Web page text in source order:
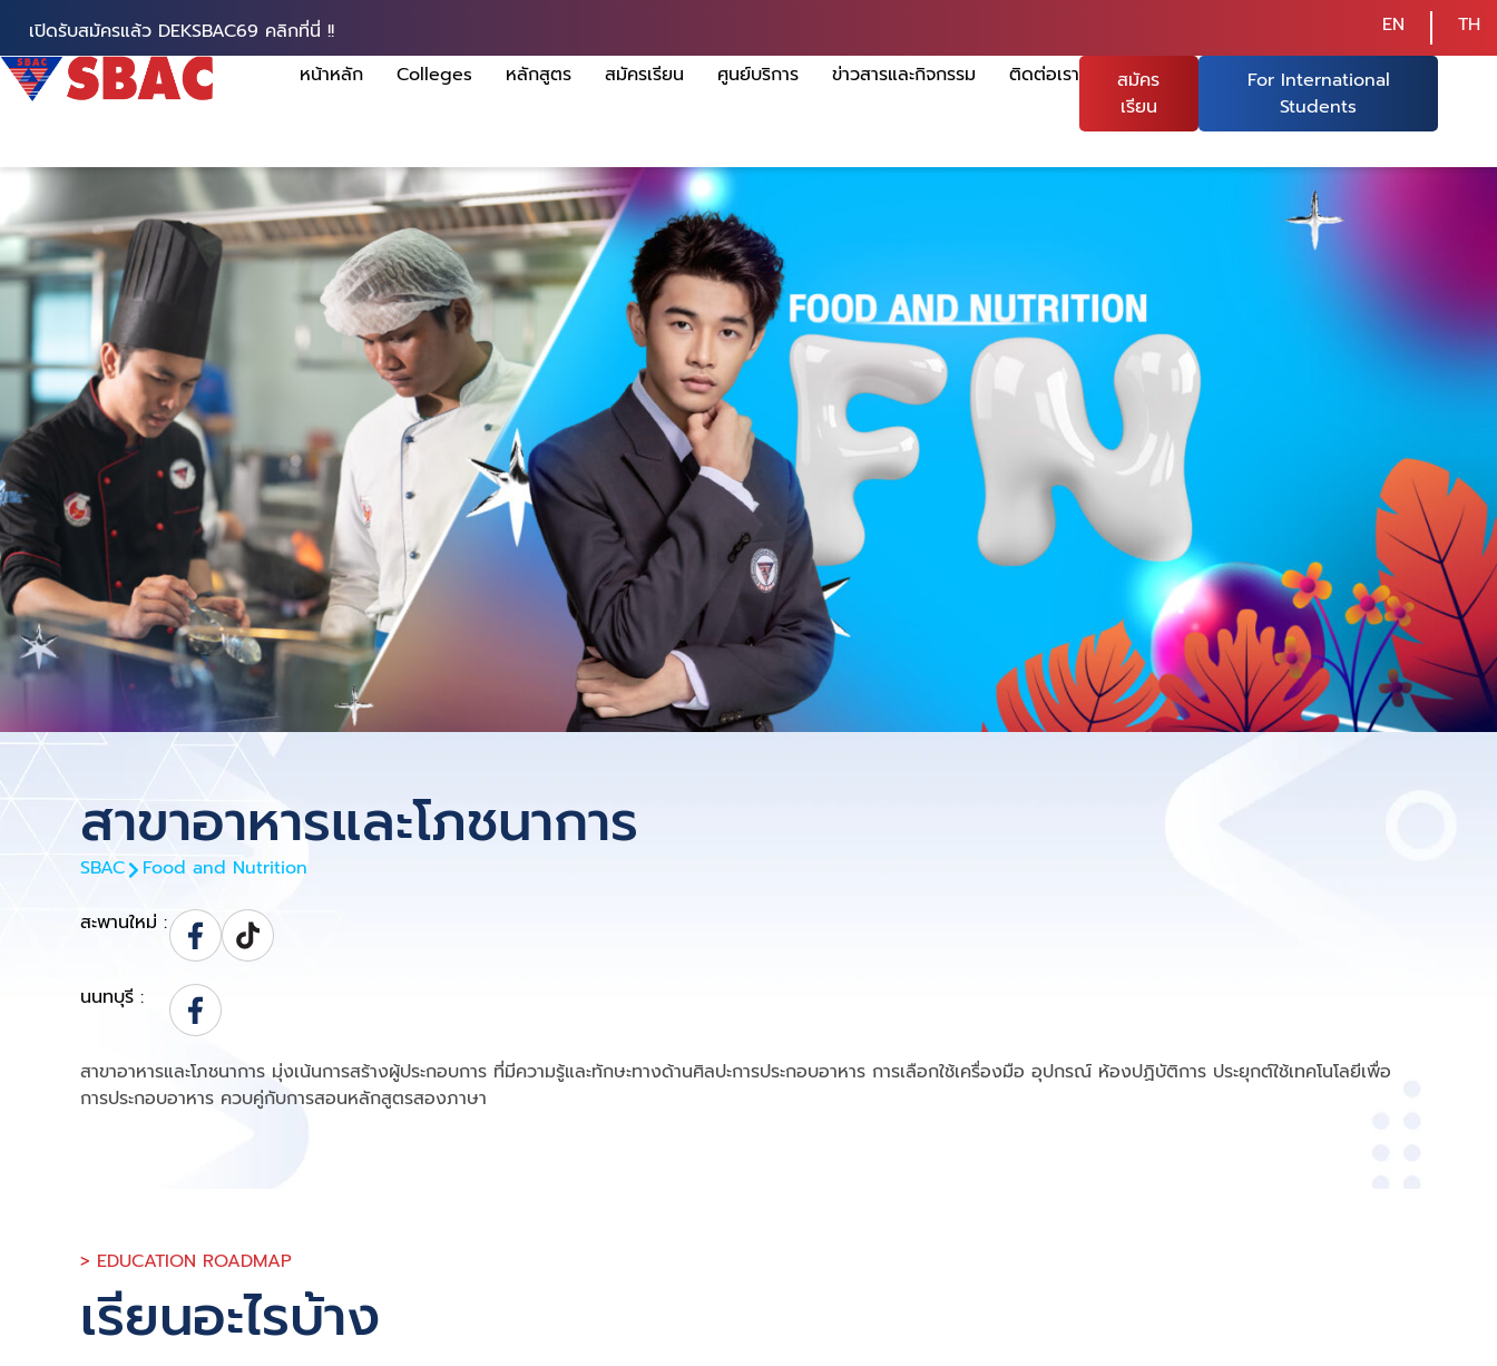
เปิดรับสมัครแล้ว DEKSBAC69 คลิกที่นี่ !! EN
TH
หน้าหลัก
Colleges หลักสูตร สมัครเรียน ศูนย์บริการ ข่าวสารและกิจกรรม ติดต่อเรา
สมัคร
เรียน
For International
Students
สาขาอาหารและโภชนาการ
SBAC Food and Nutrition
สะพานใหม่ :
นนทบุรี :
สาขาอาหารและโภชนาการ มุ่งเน้นการสร้างผู้ประกอบการ ที่มีความรู้และทักษะทางด้านศิลปะการประกอบอาหาร การเลือกใช้เครื่องมือ อุปกรณ์ ห้องปฏิบัติการ ประยุกต์ใช้เทคโนโลยีเพื่อ
การประกอบอาหาร ควบคู่กับการสอนหลักสูตรสองภาษา
> EDUCATION ROADMAP
เรียนอะไรบ้าง